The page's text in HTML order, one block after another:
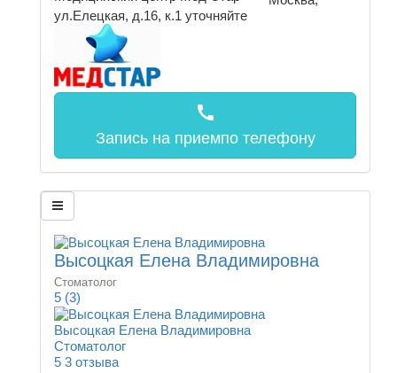
ул.Елецкая, д.16, к.1 уточняйте
call
Запись на приемпо телефону
Высоцкая Елена Владимировна
Стоматолог
5 (3)
Высоцкая Елена Владимировна
Стоматолог
5 3 отзыва